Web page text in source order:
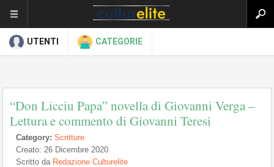
UTENTI CATEGORIE
“Don Licciu Papa” novella di Giovanni Verga –
Lettura e commento di Giovanni Teresi
Category: Scritture
Creato: 26 Dicembre 2020
Scritto da Redazione Culturelite